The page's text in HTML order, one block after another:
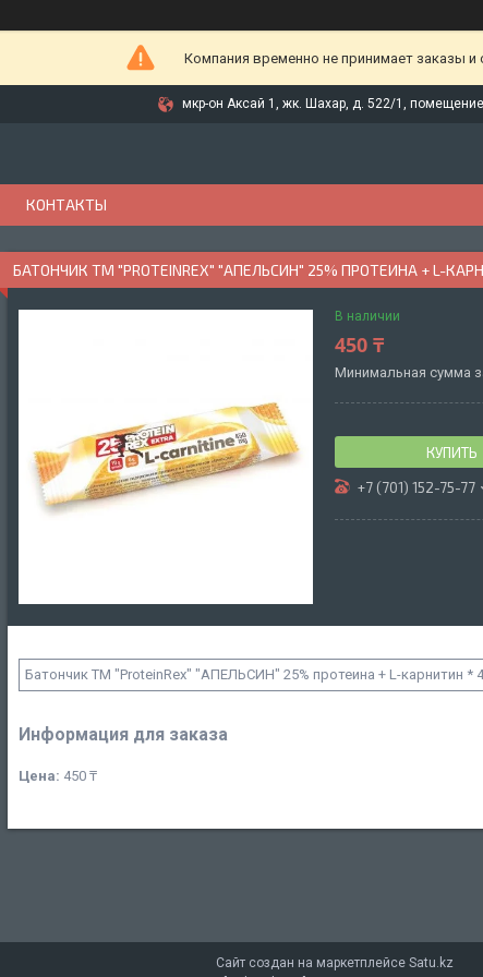
Компания временно не принимает заказы и
мкр-он Аксай 1, жк. Шахар, д. 522/1,
КОНТАКТЫ
БАТОНЧИК ТМ "PROTEINREX" "АПЕЛЬСИН" 25% ПРОТЕИНА + L-
В наличии
450 ₸
Минимальная сумма
КУПИТЬ
+7 (701) 152-75-77
Батончик ТМ "ProteinRex" "АПЕЛЬСИН" 25% протеина + L-карнитин *
Информация для заказа
Цена: 450 ₸
Сайт создан на маркетплейсе Satu.kz